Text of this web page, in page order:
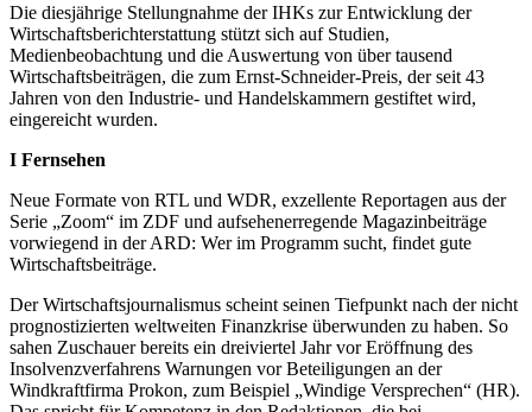
Die diesjährige Stellungnahme der IHKs zur Entwicklung der
Wirtschaftsberichterstattung stützt sich auf Studien,
Medienbeobachtung und die Auswertung von über tausend
Wirtschaftsbeiträgen, die zum Ernst-Schneider-Preis, der seit 43
Jahren von den Industrie- und Handelskammern gestiftet wird,
eingereicht wurden.
I Fernsehen
Neue Formate von RTL und WDR, exzellente Reportagen aus der
Serie „Zoom“ im ZDF und aufsehenerregende Magazinbeiträge
vorwiegend in der ARD: Wer im Programm sucht, findet gute
Wirtschaftsbeiträge.
Der Wirtschaftsjournalismus scheint seinen Tiefpunkt nach der nicht
prognostizierten weltweiten Finanzkrise überwunden zu haben. So
sahen Zuschauer bereits ein dreiviertel Jahr vor Eröffnung des
Insolvenzverfahrens Warnungen vor Beteiligungen an der
Windkraftfirma Prokon, zum Beispiel „Windige Versprechen“ (HR).